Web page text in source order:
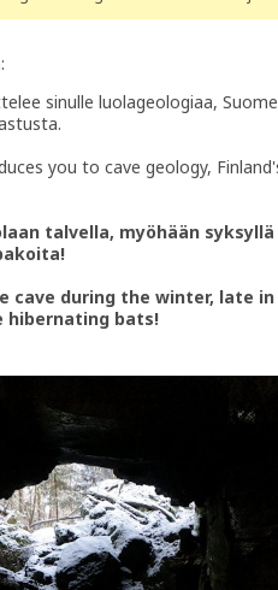
sinulle luolageologiaa,
you to cave geology,
talvella, myöhään
cave during the winter, late
hibernating bats!